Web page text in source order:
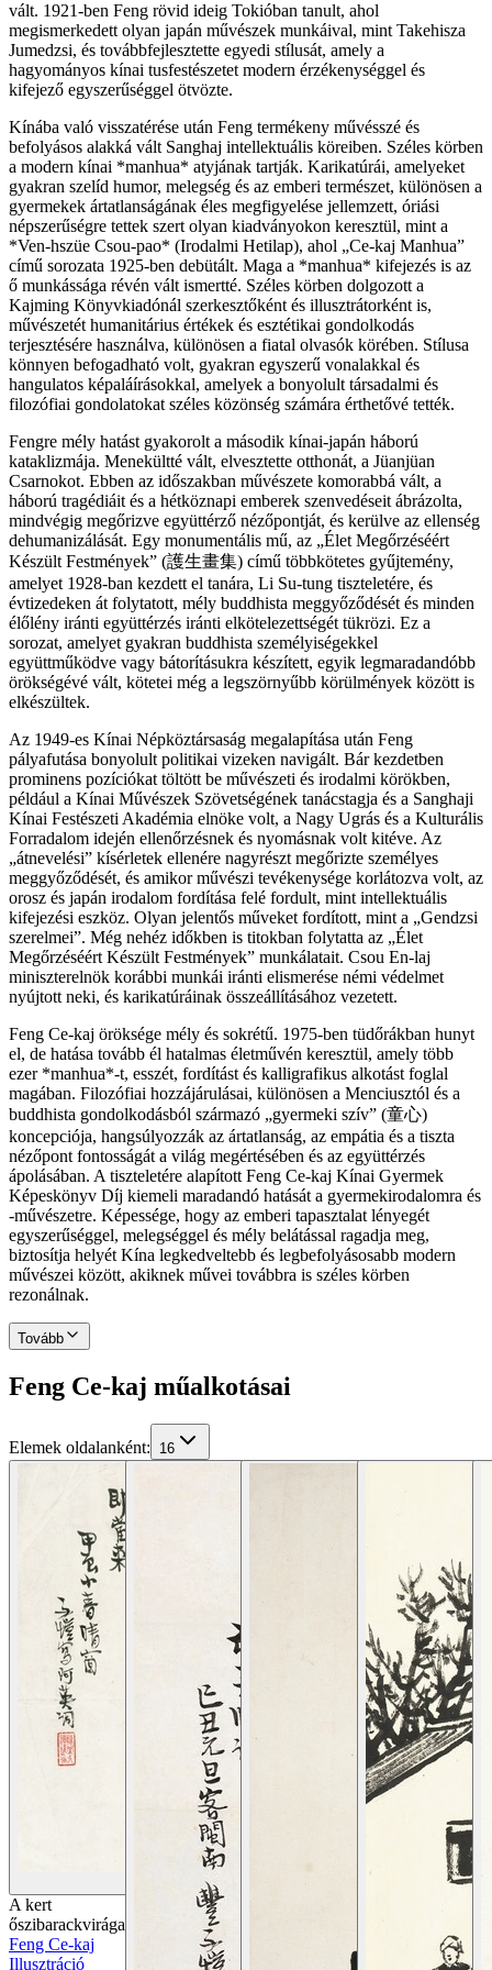
vált. 1921-ben Feng rövid ideig Tokióban tanult, ahol
megismerkedett olyan japán művészek munkáival, mint Takehisza
Jumedzsi, és továbbfejlesztette egyedi stílusát, amely a
hagyományos kínai tusfestészetet modern érzékenységgel és
kifejező egyszerűséggel ötvözte.
Kínába való visszatérése után Feng termékeny művésszé és
befolyásos alakká vált Sanghaj intellektuális köreiben. Széles körben
a modern kínai *manhua* atyjának tartják. Karikatúrái, amelyeket
gyakran szelíd humor, melegség és az emberi természet, különösen a
gyermekek ártatlanságának éles megfigyelése jellemzett, óriási
népszerűségre tettek szert olyan kiadványokon keresztül, mint a
*Ven-hszüe Csou-pao* (Irodalmi Hetilap), ahol „Ce-kaj Manhua”
című sorozata 1925-ben debütált. Maga a *manhua* kifejezés is az
ő munkássága révén vált ismertté. Széles körben dolgozott a
Kajming Könyvkiadónál szerkesztőként és illusztrátorként is,
művészetét humanitárius értékek és esztétikai gondolkodás
terjesztésére használva, különösen a fiatal olvasók körében. Stílusa
könnyen befogadható volt, gyakran egyszerű vonalakkal és
hangulatos képaláírásokkal, amelyek a bonyolult társadalmi és
filozófiai gondolatokat széles közönség számára érthetővé tették.
Fengre mély hatást gyakorolt a második kínai-japán háború
kataklizmája. Menekültté vált, elvesztette otthonát, a Jüanjüan
Csarnokot. Ebben az időszakban művészete komorabbá vált, a
háború tragédiáit és a hétköznapi emberek szenvedéseit ábrázolta,
mindvégig megőrizve együttérző nézőpontját, és kerülve az ellenség
dehumanizálását. Egy monumentális mű, az „Élet Megőrzéséért
Készült Festmények” (護生畫集) című többkötetes gyűjtemény,
amelyet 1928-ban kezdett el tanára, Li Su-tung tiszteletére, és
évtizedeken át folytatott, mély buddhista meggyőződését és minden
élőlény iránti együttérzés iránti elkötelezettségét tükrözi. Ez a
sorozat, amelyet gyakran buddhista személyiségekkel
együttműködve vagy bátorításukra készített, egyik legmaradandóbb
örökségévé vált, kötetei még a legszörnyűbb körülmények között is
elkészültek.
Az 1949-es Kínai Népköztársaság megalapítása után Feng
pályafutása bonyolult politikai vizeken navigált. Bár kezdetben
prominens pozíciókat töltött be művészeti és irodalmi körökben,
például a Kínai Művészek Szövetségének tanácstagja és a Sanghaji
Kínai Festészeti Akadémia elnöke volt, a Nagy Ugrás és a Kulturális
Forradalom idején ellenőrzésnek és nyomásnak volt kitéve. Az
„átnevelési” kísérletek ellenére nagyrészt megőrizte személyes
meggyőződését, és amikor művészi tevékenysége korlátozva volt, az
orosz és japán irodalom fordítása felé fordult, mint intellektuális
kifejezési eszköz. Olyan jelentős műveket fordított, mint a „Gendzsi
szerelmei”. Még nehéz időkben is titokban folytatta az „Élet
Megőrzéséért Készült Festmények” munkálatait. Csou En-laj
miniszterelnök korábbi munkái iránti elismerése némi védelmet
nyújtott neki, és karikatúráinak összeállításához vezetett.
Feng Ce-kaj öröksége mély és sokrétű. 1975-ben tüdőrákban hunyt
el, de hatása tovább él hatalmas életművén keresztül, amely több
ezer *manhua*-t, esszét, fordítást és kalligrafikus alkotást foglal
magában. Filozófiai hozzájárulásai, különösen a Menciusztól és a
buddhista gondolkodásból származó „gyermeki szív” (童心)
koncepciója, hangsúlyozzák az ártatlanság, az empátia és a tiszta
nézőpont fontosságát a világ megértésében és az együttérzés
ápolásában. A tiszteletére alapított Feng Ce-kaj Kínai Gyermek
Képeskönyv Díj kiemeli maradandó hatását a gyermekirodalomra és
-művészetre. Képessége, hogy az emberi tapasztalat lényegét
egyszerűséggel, melegséggel és mély belátással ragadja meg,
biztosítja helyét Kína legkedveltebb és legbefolyásosabb modern
művészei között, akiknek művei továbbra is széles körben
rezonálnak.
Tovább
Feng Ce-kaj műalkotásai
Elemek oldalanként: 16
Részletek megtekintése
A kert
őszibarackvirágai
Feng Ce-kaj
Illusztráció